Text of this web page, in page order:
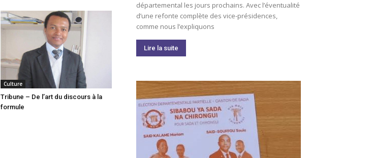
Culture
Tribune – De l’art du discours à la
formule
départemental les jours prochains. Avec l’éventualité
d’une refonte complète des vice-présidences,
comme nous l’expliquons
Lire la suite